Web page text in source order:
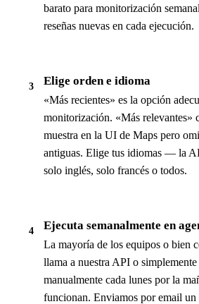
barato para monitorización
reseñas nuevas en cada ejecución.
3 Elige orden e idioma
«Más recientes» es la opción
monitorización. «Más relevantes»
muestra en la UI de Maps pero
antiguas. Elige tus idiomas — la
solo inglés, solo francés o todos.
4 Ejecuta semanalmente en
La mayoría de los equipos o bien
llama a nuestra API o simplemente
manualmente cada lunes por la
funcionan. Enviamos por email un